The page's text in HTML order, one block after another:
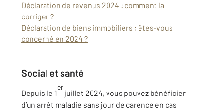
Déclaration de revenus 2024 : comment la
corriger ?
Déclaration de biens immobiliers : êtes-vous
concerné en 2024 ?
Social et santé
Depuis le 1
er
juillet 2024, vous pouvez bénéficier
d’un arrêt maladie sans jour de carence en cas